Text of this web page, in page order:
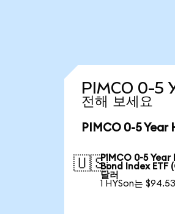
PIMCO 0-5
전해 보세요
PIMCO 0-5 Year
🇺🇸PIMCO 0-5
Bond Index ETF
달러
1 HYSon는